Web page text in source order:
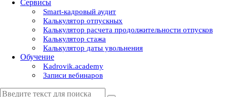
Сервисы
Smart-кадровый аудит
Калькулятор отпускных
Калькулятор расчета продолжительности отпусков
Калькулятор стажа
Калькулятор даты увольнения
Обучение
Kadrovik.academy
Записи вебинаров